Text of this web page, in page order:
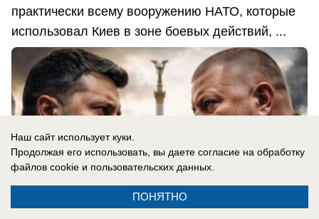
практически всему вооружению НАТО, которые
использовал Киев в зоне боевых действий, ...
Наш сайт использует куки.
Продолжая его использовать, вы даете согласие на обработку
файлов cookie и пользовательских данных.
ПОНЯТНО